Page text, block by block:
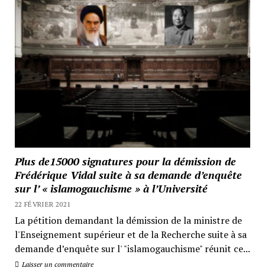
Plus de15000 signatures pour la démission de
Frédérique Vidal suite à sa demande d’enquête
sur l’ « islamogauchisme » à l’Université
22 FÉVRIER 2021
La pétition demandant la démission de la ministre de
l'Enseignement supérieur et de la Recherche suite à sa
demande d’enquête sur l' "islamogauchisme" réunit ce...
Laisser un commentaire